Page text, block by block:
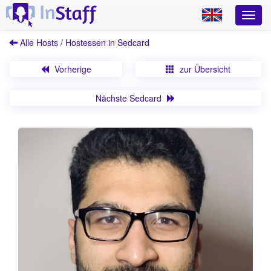
Alle Hosts / Hostessen in Sedcard
Vorherige zur Übersicht
Nächste Sedcard